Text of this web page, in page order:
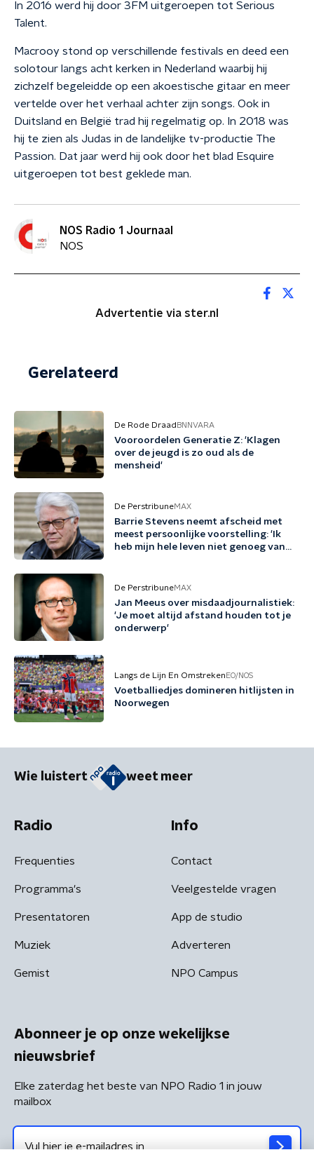
In 2016 werd hij door 3FM uitgeroepen tot Serious
Talent.
Macrooy stond op verschillende festivals en deed een
solotour langs acht kerken in Nederland waarbij hij
zichzelf begeleidde op een akoestische gitaar en meer
vertelde over het verhaal achter zijn songs. Ook in
Duitsland en België trad hij regelmatig op. In 2018 was
hij te zien als Judas in de landelijke tv-productie The
Passion. Dat jaar werd hij ook door het blad Esquire
uitgeroepen tot best geklede man.
NOS Radio 1 Journaal
NOS
Advertentie via ster.nl
Gerelateerd
De Rode Draad BNNVARA
Vooroordelen Generatie Z: 'Klagen
over de jeugd is zo oud als de
mensheid'
De PerstribuneMAX
Barrie Stevens neemt afscheid met
meest persoonlijke voorstelling: 'Ik
heb mijn hele leven niet genoeg van
De PerstribuneMAX
Jan Meeus over misdaadjournalistiek:
'Je moet altijd afstand houden tot je
onderwerp'
Langs de Lijn En Omstreken EO/NOS
Voetballiedjes domineren hitlijsten in
Noorwegen
Wie luistert weet meer
Radio
Frequenties
Programma's
Presentatoren
Muziek
Gemist
Info
Contact
Veelgestelde vragen
App de studio
Adverteren
NPO Campus
Abonneer je op onze wekelijkse
nieuwsbrief
Elke zaterdag het beste van NPO Radio 1 in jouw
mailbox